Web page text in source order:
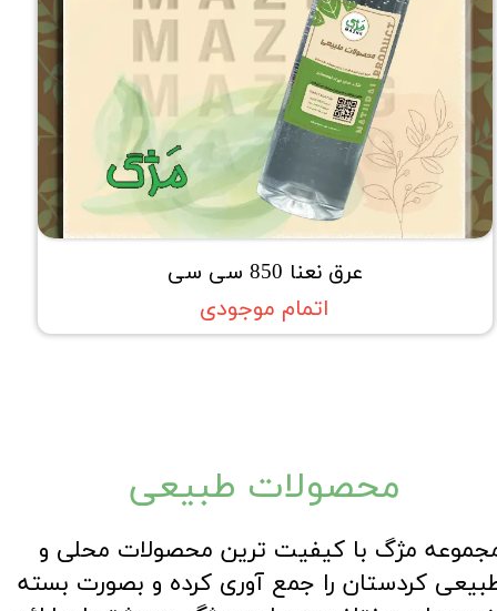
عرق نعنا 850 سی سی
اتمام موجودی
محصولات طبیعی
مژگ با کیفیت ترین محصولات محلی و
کردستان را جمع آوری کرده و بصورت بسته